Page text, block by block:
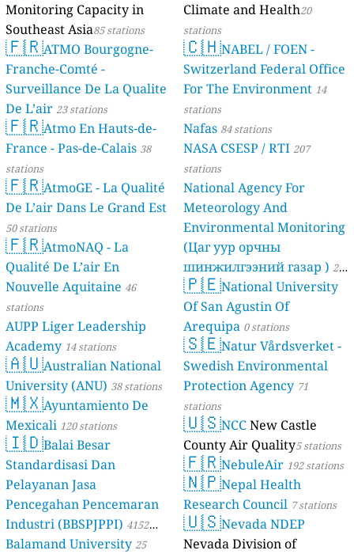
Monitoring Capacity in
Southeast Asia85 stations
🇫🇷ATMO Bourgogne-
Franche-Comté -
Surveillance De La Qualite
De L’air 23 stations
🇫🇷Atmo En Hauts-de-
France - Pas-de-Calais 38
stations
🇫🇷AtmoGE - La Qualité
De L’air Dans Le Grand Est
50 stations
🇫🇷AtmoNAQ - La
Qualité De L’air En
Nouvelle Aquitaine 46
stations
AUPP Liger Leadership
Academy 14 stations
🇦🇺Australian National
University (ANU) 38 stations
🇲🇽Ayuntamiento De
Mexicali 120 stations
🇮🇩Balai Besar
Standardisasi Dan
Pelayanan Jasa
Pencegahan Pencemaran
Industri (BBSPJPPI) 4152
stations
Balamand University25
Climate and Health20
stations
🇨🇭NABEL / FOEN -
Switzerland Federal Office
For The Environment 14
stations
Nafas 84 stations
NASA CSESP / RTI 207
stations
National Agency For
Meteorology And
Environmental Monitoring
(Цаг уур орчны
шинжилгээний газар ) 21
stations
🇵🇪National University
Of San Agustin Of
Arequipa 0 stations
🇸🇪Natur Vårdsverket -
Swedish Environmental
Protection Agency 71
stations
🇺🇸NCCNew Castle
County Air Quality5 stations
🇫🇷NebuleAir 192 stations
🇳🇵Nepal Health
Research Council 7 stations
🇺🇸Nevada NDEP
Nevada Division of